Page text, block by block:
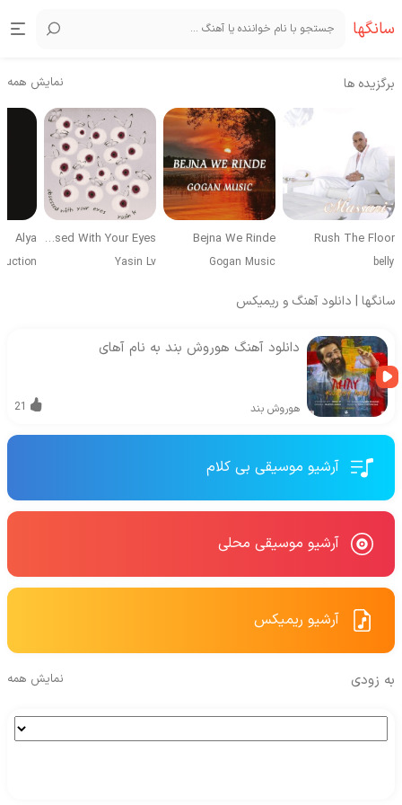
سانگها
برگزیده ها نمایش همه
Rush The Floor
belly
Bejna We Rinde
Gogan Music
Obsessed With Your Eyes
Yasin Lv
Alya
سانگها | دانلود آهنگ و ریمیکس
دانلود آهنگ هوروش بند به نام آهای
هوروش بند 21
آرشیو موسیقی بی کلام
آرشیو موسیقی محلی
آرشیو ریمیکس
به زودی نمایش همه